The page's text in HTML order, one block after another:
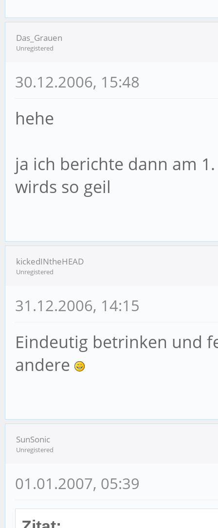
Das_Grauen
Unregistered
30.12.2006, 15:48
hehe
ja ich berichte dann am
wirds so geil
kickedINtheHEAD
Unregistered
31.12.2006, 14:15
Eindeutig betrinken und
andere
SunSonic
Unregistered
01.01.2007, 05:39